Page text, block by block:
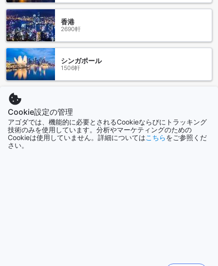
ただけます。さらに、ドライクリーニングサービスやエクス
プレスチェックイン/チェックアウト、荷物預かり、毎日のハ
ウスキーピングなど、さまざまなサービスがご利用いただけ
ます。
便利な交通施設を提供するザ ニュー カールトン ナハリヤ ホテ
ル
ザ ニュー カールトン ナハリヤ ホテルは、交通施設の面でも
の手配をお手伝いしており、ナハリヤの魅力的な観光スポッ
トを思う存分楽しむことができます。また、ホテル内には駐
車場も完備されており、お客様の車を安心してお預けいただ
けます。さらに、駐車場は無料でご利用いただけますので、
お車でお越しのお客様にとっても大変便利です。
香港
2690軒
シンガポール
1506軒
今話題の都市
Cookie設定の管理
アゴダでは、機能的に必要とされるCookieならびにトラッキング
技術のみを使用しています。分析やマーケティングのための
Cookieは使用していません。詳細についてはこちらをご参照くだ
さい。